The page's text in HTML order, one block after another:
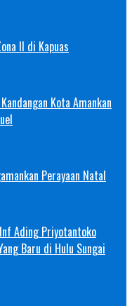
II di Kapuas
Kota Amankan
Perayaan Natal
Ading Priyotantoko
Baru di Hulu Sungai